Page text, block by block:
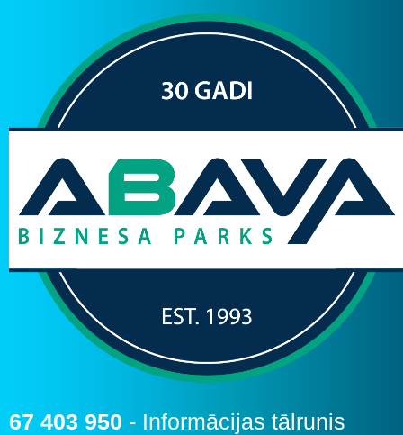
67 403 950 - Informācijas tālrunis